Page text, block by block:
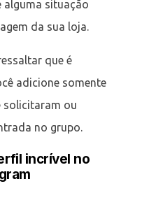
alguma situação
da sua loja.
que é
adicione somente
solicitaram ou
no grupo.
incrível no